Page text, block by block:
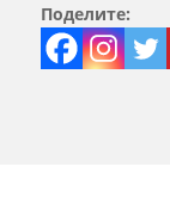
Поделите: